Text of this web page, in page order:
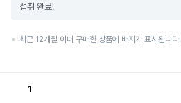
섭취 완료!
최근 12개월 이내 구매한 상품에 배지가 표시됩니다.
1